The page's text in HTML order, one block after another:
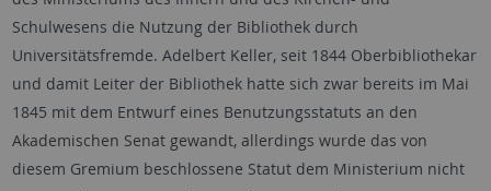
Schulwesens die Nutzung der Bibliothek durch
Universitätsfremde. Adelbert Keller, seit 1844 Oberbibliothekar
und damit Leiter der Bibliothek hatte sich zwar bereits im Mai
1845 mit dem Entwurf eines Benutzungsstatuts an den
Akademischen Senat gewandt, allerdings wurde das von
diesem Gremium beschlossene Statut dem Ministerium nicht